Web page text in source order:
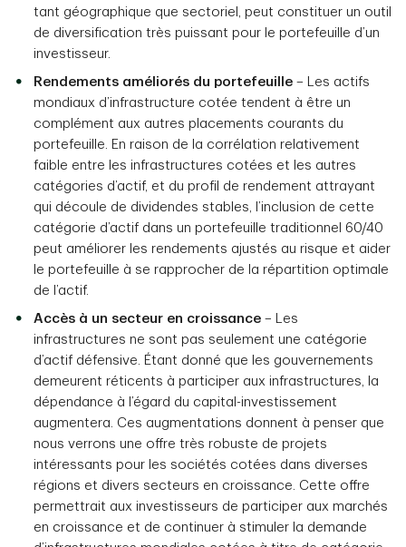
tant géographique que sectoriel, peut constituer un outil
de diversification très puissant pour le portefeuille d’un
investisseur.
Rendements améliorés du portefeuille – Les actifs
mondiaux d’infrastructure cotée tendent à être un
complément aux autres placements courants du
portefeuille. En raison de la corrélation relativement
faible entre les infrastructures cotées et les autres
catégories d’actif, et du profil de rendement attrayant
qui découle de dividendes stables, l’inclusion de cette
catégorie d’actif dans un portefeuille traditionnel 60/40
peut améliorer les rendements ajustés au risque et aider
le portefeuille à se rapprocher de la répartition optimale
de l’actif.
Accès à un secteur en croissance – Les
infrastructures ne sont pas seulement une catégorie
d’actif défensive. Étant donné que les gouvernements
demeurent réticents à participer aux infrastructures, la
dépendance à l’égard du capital-investissement
augmentera. Ces augmentations donnent à penser que
nous verrons une offre très robuste de projets
intéressants pour les sociétés cotées dans diverses
régions et divers secteurs en croissance. Cette offre
permettrait aux investisseurs de participer aux marchés
en croissance et de continuer à stimuler la demande